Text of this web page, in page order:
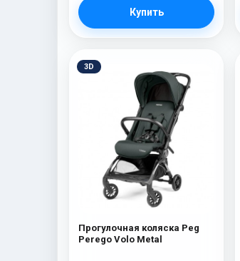
Купить
3D
Прогулочная коляска Peg
Perego Volo Metal